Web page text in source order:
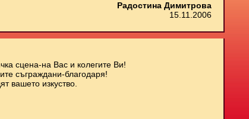
Радостина Димитрова
15.11.2006
сцена-на Вас и колегите Ви!
съграждани-благодаря!
вашето изкуство.